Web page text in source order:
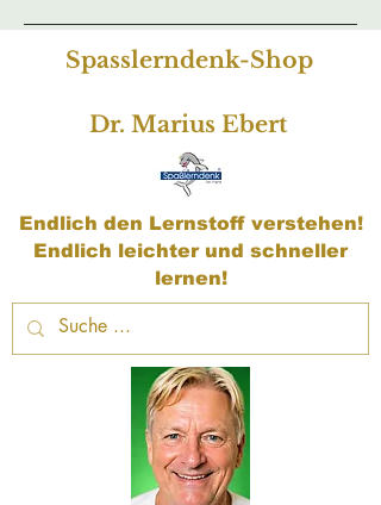
Spasslerndenk-Shop
Dr. Marius Ebert
Endlich den Lernstoff verstehen!
Endlich leichter und schneller
lernen!